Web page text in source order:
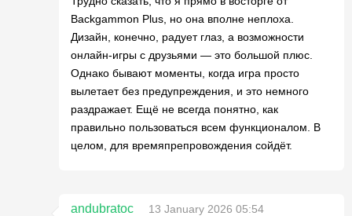
Backgammon Plus, но она вполне неплоха.
Дизайн, конечно, радует глаз, а возможности
онлайн-игры с друзьями — это большой плюс.
Однако бывают моменты, когда игра просто
вылетает без предупреждения, и это немного
раздражает. Ещё не всегда понятно, как
правильно пользоваться всем функционалом. В
целом, для времяпрепровождения сойдёт.
andubratoc
13 January 2026 05:54